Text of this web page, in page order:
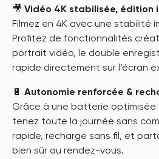
🎥 Vidéo 4K stabilisée, édition
Filmez en 4K avec une stabilité
Profitez de fonctionnalités
portrait vidéo, le double
rapide directement sur l’écran
🔋 Autonomie renforcée &
Grâce à une batterie optimisée
tenez toute la journée sans
rapide, recharge sans fil, et
bien sûr au rendez-vous.